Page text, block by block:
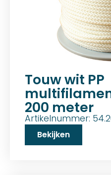
Touw wit PP
200 meter
Artikelnummer:
Bekijken